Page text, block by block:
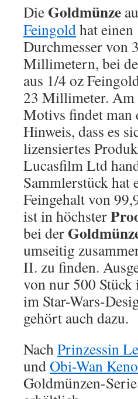
Die Goldmünze
Feingoldhat einen
Durchmesser von
Millimetern, bei
aus 1/4 oz
23 Millimeter. Am
Motivs findet man
Hinweis, dass es
lizensiertes
Lucasfilm Ltd
Sammlerstück hat
Feingehalt von
ist in höchster
bei der
umseitig
II. zu finden.
von nur 500
im Star-Wars-
gehört auch dazu.
NachPrinzessin
undObi-Wan
Goldmünzen-